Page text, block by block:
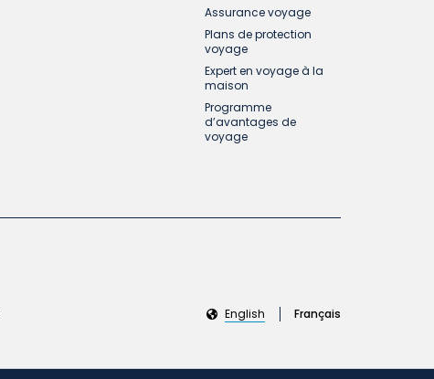
Assurance voyage
Plans de protection
voyage
Expert en voyage à la
maison
Programme
d’avantages de
voyage
English Français